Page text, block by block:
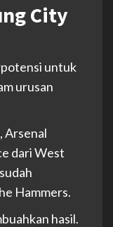
City
untuk
urusan
Arsenal
dari West
Hammers.
hasil.